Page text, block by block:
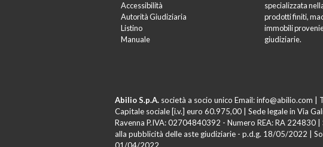
Accessibilità
Autorità Giudiziaria
Listino
Manuale
specializzata
prodotti finiti,
immobili
giudiziarie.
Abilio S.p.A. società a socio unico Email:info@abilio.com |
Capitale sociale [i.v.] euro 60.975,00 | Sede legale in Via
Ravenna P.IVA: 02704840392 - Numero REA: RA 224830
alla pubblicità delle aste giudiziarie - p.d.g. 18/05/2022 |